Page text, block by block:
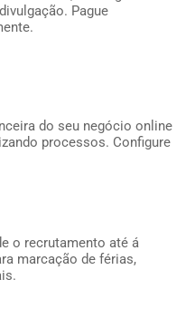
Pague
do seu negócio online
processos. Configure
o recrutamento até á
marcação de férias,